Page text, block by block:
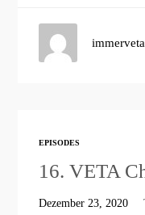
immerveta
EPISODES
16. VETA
Dezember 23, 2020